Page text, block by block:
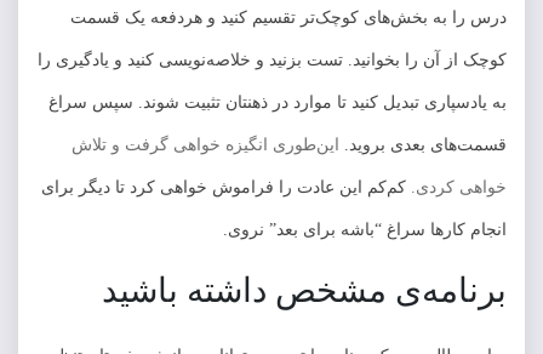
درس را به بخش‌های کوچک‌تر تقسیم کنید و هردفعه یک قسمت
کوچک از آن را بخوانید. تست بزنید و خلاصه‌نویسی کنید و یادگیری را
به یادسپاری تبدیل کنید تا موارد در ذهنتان تثبیت شوند. سپس سراغ
قسمت‌های بعدی بروید. این‌طوری انگیزه خواهی گرفت و تلاش
خواهی کردی. کم‌کم این عادت را فراموش خواهی کرد تا دیگر برای
انجام کارها سراغ “باشه برای بعد” نروی.
برنامه‌ی مشخص داشته باشید